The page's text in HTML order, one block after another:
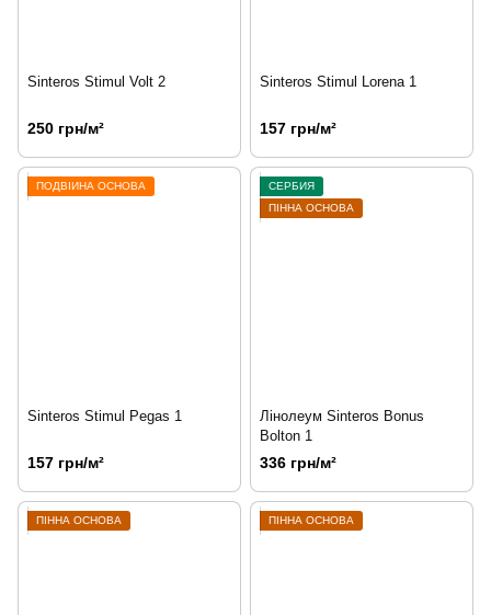
Sinteros Stimul Volt 2
250 грн/м²
Sinteros Stimul Lorena 1
157 грн/м²
ПОДВІЙНА ОСНОВА
Sinteros Stimul Pegas 1
157 грн/м²
СЕРБИЯ
ПІННА ОСНОВА
Лінолеум Sinteros Bonus
Bolton 1
336 грн/м²
ПІННА ОСНОВА ПІННА ОСНОВА